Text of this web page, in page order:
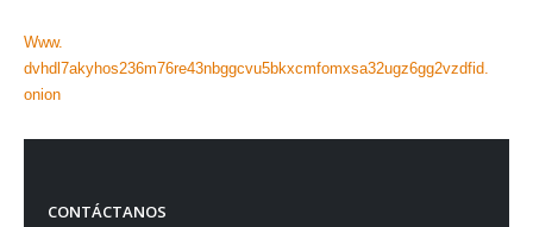
Www.
dvhdl7akyhos236m76re43nbggcvu5bkxcmfomxsa32ugz6gg2vzdfid.
onion
CONTÁCTANOS